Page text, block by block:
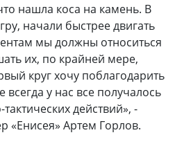
нашла коса на камень. В
начали быстрее двигать
мы должны относиться
их, по крайней мере,
круг хочу поблагодарить
всегда у нас все получалось
действий», -
«Енисея» Артем Горлов.